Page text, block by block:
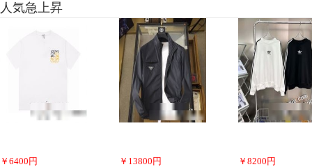
人気急上昇
￥ 6400 円 ￥ 13800 円 ￥ 8200 円